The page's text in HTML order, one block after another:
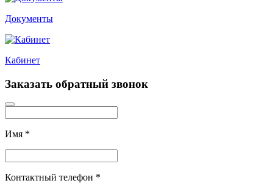
Документы
Кабинет
Заказать обратный звонок
Имя *
Контактный телефон *